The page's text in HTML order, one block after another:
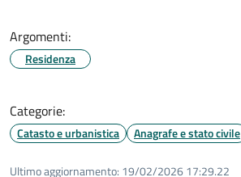
Argomenti:
Residenza
Categorie:
Catasto e urbanistica Anagrafe e stato civile
Ultimo aggiornamento: 19/02/2026 17:29.22